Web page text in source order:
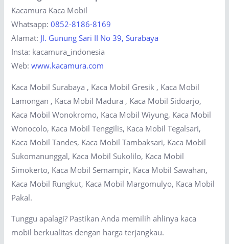
Kacamura Kaca Mobil
Whatsapp:0852-8186-8169
Alamat: Jl. Gunung Sari II No 39, Surabaya
Insta: kacamura_indonesia
Web:www.kacamura.com
Kaca Mobil Surabaya , Kaca Mobil Gresik , Kaca Mobil
Lamongan , Kaca Mobil Madura , Kaca Mobil Sidoarjo,
Kaca Mobil Wonokromo, Kaca Mobil Wiyung, Kaca Mobil
Wonocolo, Kaca Mobil Tenggilis, Kaca Mobil Tegalsari,
Kaca Mobil Tandes, Kaca Mobil Tambaksari, Kaca Mobil
Sukomanunggal, Kaca Mobil Sukolilo, Kaca Mobil
Simokerto, Kaca Mobil Semampir, Kaca Mobil Sawahan,
Kaca Mobil Rungkut, Kaca Mobil Margomulyo, Kaca Mobil
Pakal.
Tunggu apalagi? Pastikan Anda memilih ahlinya kaca
mobil berkualitas dengan harga terjangkau.